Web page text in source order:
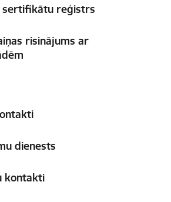
sertifikātu reģistrs
risinājums ar
dienests
kontakti